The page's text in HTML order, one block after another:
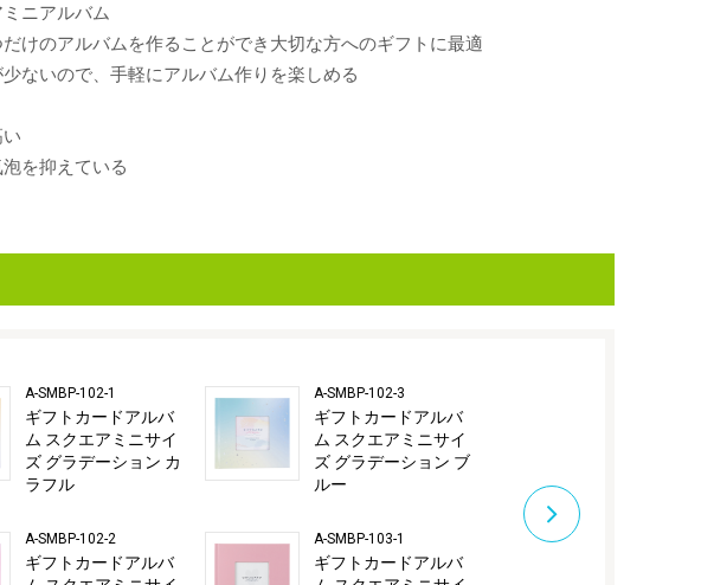
ニアルバム
けのアルバムを作ることができ大切な方へのギフトに最適
ないので、手軽にアルバム作りを楽しめる
を抑えている
A-SMBP-102-1
ギフトカードアルバ
ム スクエアミニサイ
ズ グラデーション カ
ラフル
A-SMBP-102-2
ギフトカードアルバ
A-SMBP-102-3
ギフトカードアルバ
ム スクエアミニサイ
ズ グラデーション ブ
ルー
A-SMBP-103-1
ギフトカードアルバ